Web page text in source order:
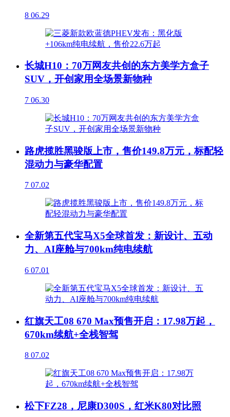
8 06.29
长城H10：70万网友共创的东方美学方盒子
SUV，开创家用全场景新物种
7 06.30
路虎揽胜黑骏版上市，售价149.8万元，标配轻
混动力与豪华配置
7 07.02
全新第五代宝马X5全球首发：新设计、五动
力、AI座舱与700km纯电续航
6 07.01
红旗天工08 670 Max预售开启：17.98万起，
670km续航+全栈智驾
8 07.02
松下FZ28，尼康D300S，红米K80对比照